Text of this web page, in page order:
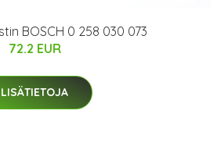
BOSCH 0 258 030 073
72.2 EUR
LISÄTIETOJA